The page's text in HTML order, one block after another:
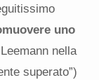
uno
nella
superato”)